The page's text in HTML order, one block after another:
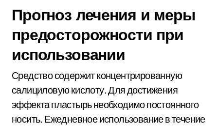
Прогноз лечения и меры
предосторожности при
использовании
Средство содержит концентрированную
салициловую кислоту. Для достижения
эффекта пластырь необходимо постоянного
носить. Ежедневное использование в течение